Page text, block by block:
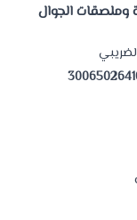
وملصقات الجوال